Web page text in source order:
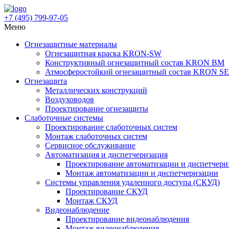
+7 (495) 799-97-05
Меню
Огнезащитные материалы
Огнезащитная краска KRON-SW
Конструктивный огнезащитный состав KRON BM
Атмосферостойкий огнезащитный состав KRON SE
Огнезащита
Металлических конструкций
Воздуховодов
Проектирование огнезащиты
Слаботочные системы
Проектирование слаботочных систем
Монтаж слаботочных систем
Сервисное обслуживание
Автоматизация и диспетчеризация
Проектирование автоматизации и
Монтаж автоматизации и диспетчеризации
Системы управления удаленного доступа (СКУД)
Проектирование СКУД
Монтаж СКУД
Видеонаблюдение
Проектирование видеонаблюдения